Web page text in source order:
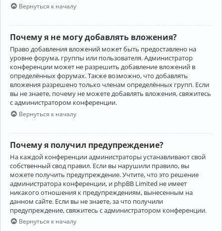
Вернуться к началу
Почему я не могу добавлять вложения?
Право добавления вложений может быть предоставлено на
уровне форума, группы или пользователя. Администратор
конференции может не разрешить добавление вложений в
определённых форумах. Также возможно, что добавлять
вложения разрешено только членам определённых групп. Если
вы не знаете, почему не можете добавлять вложения, свяжитесь
с администратором конференции.
Вернуться к началу
Почему я получил предупреждение?
На каждой конференции администраторы устанавливают свой
собственный свод правил. Если вы нарушили правило, вы
можете получить предупреждение. Учтите, что это решение
администратора конференции, и phpBB Limited не имеет
никакого отношения к предупреждениям, вынесенным на
данном сайте. Если вы не знаете, за что получили
предупреждение, свяжитесь с администратором конференции.
Вернуться к началу